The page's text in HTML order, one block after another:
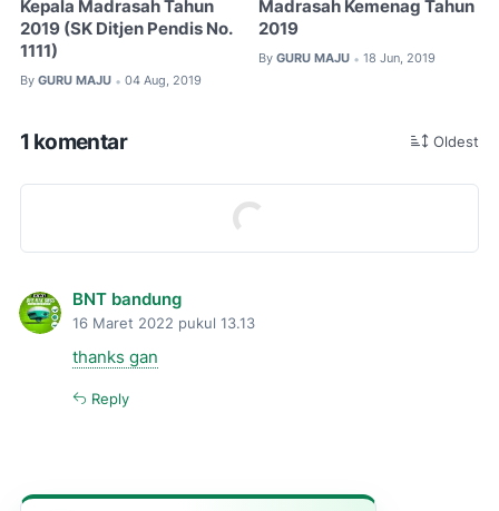
Kepala Madrasah Tahun
2019 (SK Ditjen Pendis No.
1111)
By GURU MAJU • 04 Aug, 2019
Madrasah Kemenag Tahun
2019
By GURU MAJU • 18 Jun, 2019
1 komentar Oldest
BNT bandung
16 Maret 2022 pukul 13.13
thanks gan
Reply